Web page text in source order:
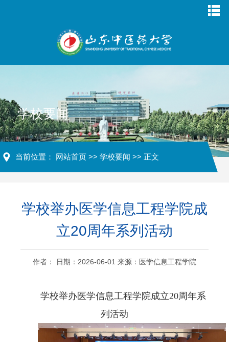
学校要闻
当前位置： 网站首页 >> 学校要闻 >> 正文
学校举办医学信息工程学院成
立20周年系列活动
作者： 日期：2026-06-01 来源：医学信息工程学院
学校举办医学信息工程学院成立20周年系
列活动